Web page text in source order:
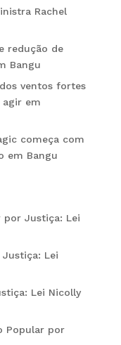
Rachel
redução de
Bangu
ventos fortes
em
começa com
em Bangu
por Justiça: Lei
Lei
Lei Nicolly
Popular por